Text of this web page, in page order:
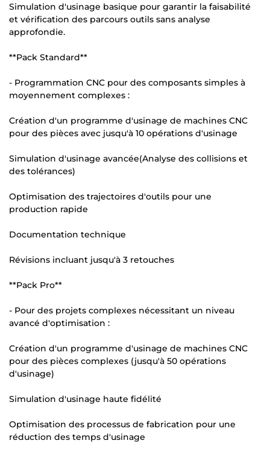
Simulation d'usinage basique pour garantir la faisabilité
et vérification des parcours outils sans analyse
approfondie.
**Pack Standard**
- Programmation CNC pour des composants simples à
moyennement complexes :
Création d'un programme d'usinage de machines CNC
pour des pièces avec jusqu'à 10 opérations d'usinage
Simulation d'usinage avancée(Analyse des collisions et
des tolérances)
Optimisation des trajectoires d'outils pour une
production rapide
Documentation technique
Révisions incluant jusqu'à 3 retouches
**Pack Pro**
- Pour des projets complexes nécessitant un niveau
avancé d'optimisation :
Création d'un programme d'usinage de machines CNC
pour des pièces complexes (jusqu'à 50 opérations
d'usinage)
Simulation d'usinage haute fidélité
Optimisation des processus de fabrication pour une
réduction des temps d'usinage